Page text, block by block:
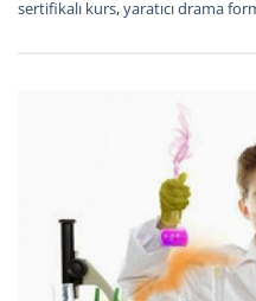
sertifikalı kurs,yaratıcı drama